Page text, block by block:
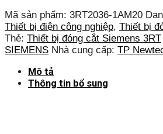
Mã sản phẩm: 3RT2036-1AM20
Thiết bị điện công nghiệp, Thiết bị
Thẻ: Thiết bị đóng cắt Siemens 3RT
SIEMENS Nhà cung cấp: TP
Mô tả
Thông tin bổ sung